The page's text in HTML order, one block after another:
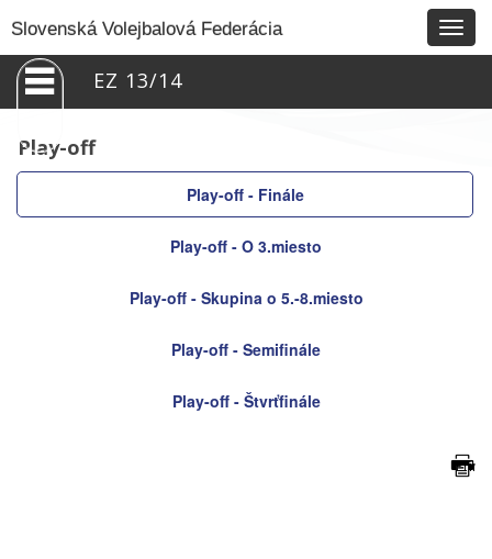
Slovenská Volejbalová Federácia
EZ 13/14
Play-off
Play-off - Finále
Play-off - O 3.miesto
Play-off - Skupina o 5.-8.miesto
Play-off - Semifinále
Play-off - Štvrťfinále